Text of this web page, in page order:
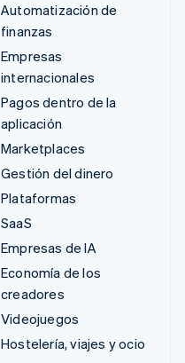
Automatización de
finanzas
Empresas
internacionales
Pagos dentro de la
aplicación
Marketplaces
Gestión del dinero
Plataformas
SaaS
Empresas de IA
Economía de los
creadores
Videojuegos
Hostelería, viajes y ocio